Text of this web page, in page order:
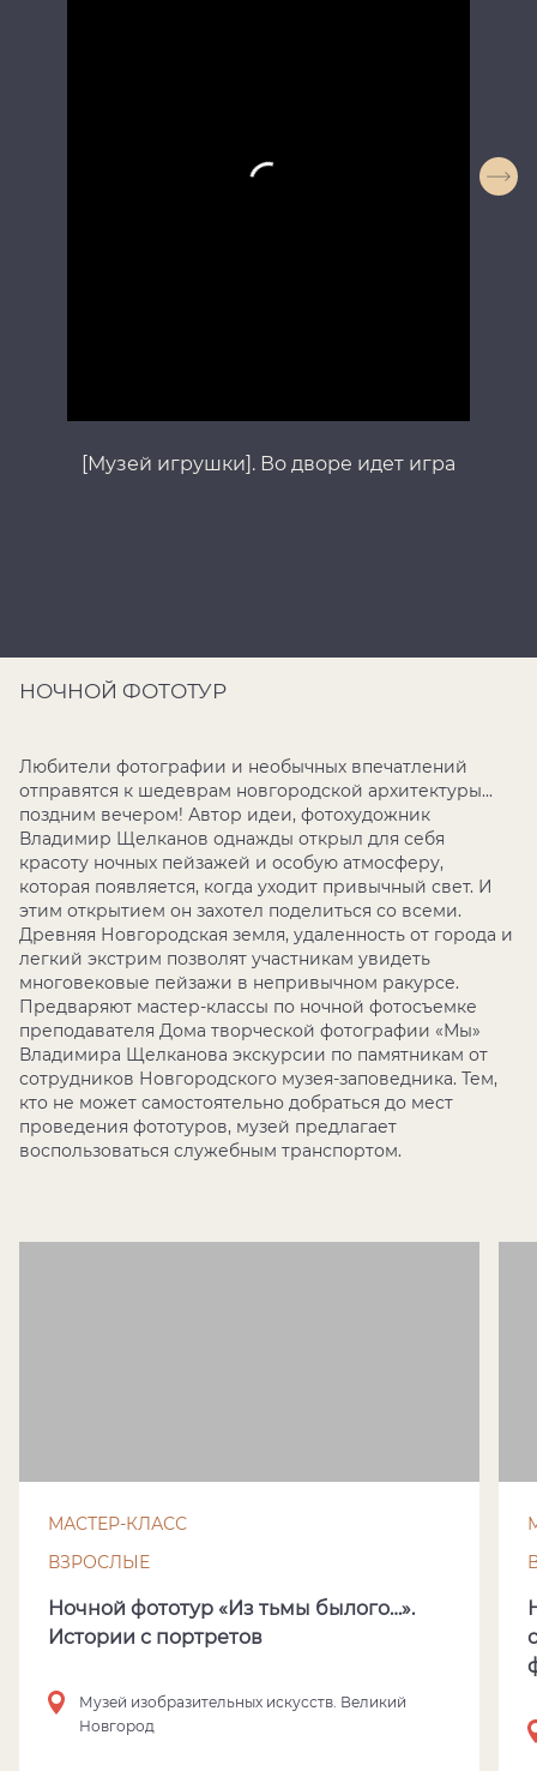
[Музей игрушки]. Во дворе идет игра
НОЧНОЙ ФОТОТУР
Любители фотографии и необычных впечатлений
отправятся к шедеврам новгородской архитектуры...
поздним вечером! Автор идеи, фотохудожник
Владимир Щелканов однажды открыл для себя
красоту ночных пейзажей и особую атмосферу,
которая появляется, когда уходит привычный свет. И
этим открытием он захотел поделиться со всеми.
Древняя Новгородская земля, удаленность от города и
легкий экстрим позволят участникам увидеть
многовековые пейзажи в непривычном ракурсе.
Предваряют мастер-классы по ночной фотосъемке
преподавателя Дома творческой фотографии «Мы»
Владимира Щелканова экскурсии по памятникам от
сотрудников Новгородского музея-заповедника. Тем,
кто не может самостоятельно добраться до мест
проведения фототуров, музей предлагает
воспользоваться служебным транспортом.
МАСТЕР-КЛАСС
ВЗРОСЛЫЕ
Ночной фототур «Из тьмы былого…».
Истории с портретов
Музей изобразительных искусств. Великий
Новгород